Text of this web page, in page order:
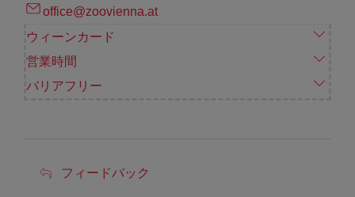
office@zoovienna.at
ウィーンカード
営業時間
バリアフリー
フ
フィードバック